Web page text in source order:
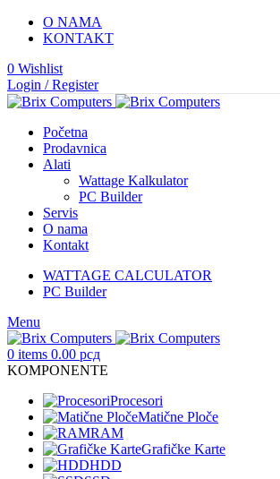
O NAMA
KONTAKT
0 Wishlist
Login / Register
Početna
Prodavnica
Alati
Wattage Kalkulator
PC Builder
Servis
O nama
Kontakt
WATTAGE CALCULATOR
PC Builder
Menu
0 items 0.00 рсд
KOMPONENTE
Procesori
Matične Ploče
RAM
Grafičke Karte
HDD